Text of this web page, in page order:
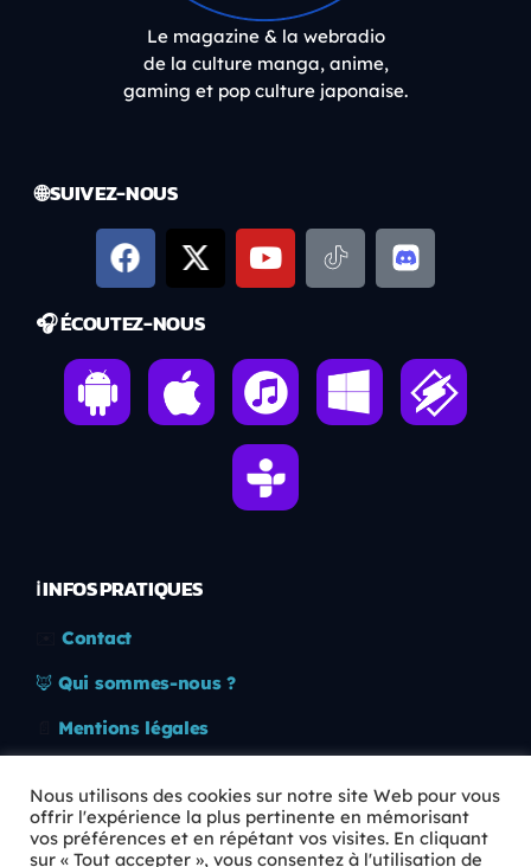
Le magazine & la webradio
de la culture manga, anime,
gaming et pop culture japonaise.
🌐 SUIVEZ-NOUS
🎧 ÉCOUTEZ-NOUS
ℹ️ INFOS PRATIQUES
Contact
🦊 Qui sommes-nous ?
Mentions légales
🛡️ RGPD
Nous utilisons des cookies sur notre site Web pour vous
offrir l'expérience la plus pertinente en mémorisant
vos préférences et en répétant vos visites. En cliquant
sur « Tout accepter », vous consentez à l'utilisation de